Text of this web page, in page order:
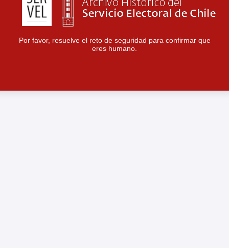
Por favor, resuelve el reto de seguridad para confirmar que
eres humano.